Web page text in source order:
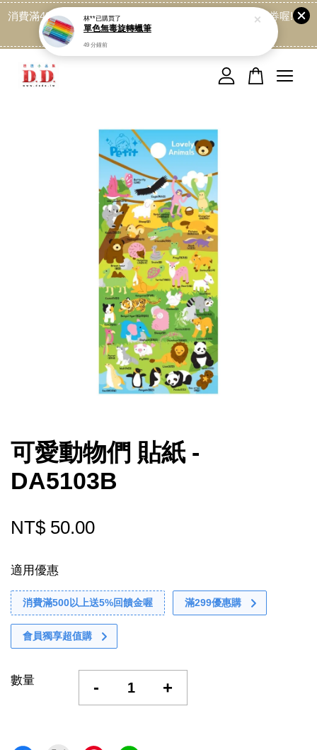
消費滿499免運喔, 記得加LINE:@dede168 領取專屬折扣券喔!
點我
可愛動物們 貼紙 -
DA5103B
NT$ 50.00
適用優惠
消費滿500以上送5%回饋金喔 滿299優惠購
會員獨享超值購
數量 - +
您的購物車目前還是空的。